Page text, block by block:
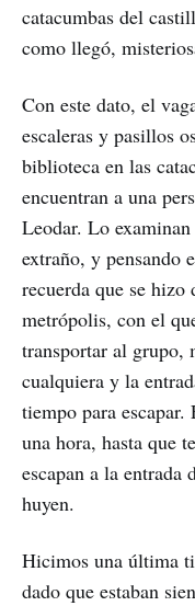
catacumbas del
como llegó,
Con este dato, el
escaleras y pasillos
biblioteca en las
encuentran a una
Leodar. Lo
extraño, y pensando
recuerda que se
metrópolis, con el
transportar al grupo,
cualquiera y la
tiempo para
una hora, hasta que
escapan a la
huyen.
Hicimos una última
dado que estaban